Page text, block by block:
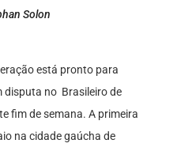
Solon
está pronto para
disputa no Brasileiro de
fim de semana. A primeira
na cidade gaúcha de